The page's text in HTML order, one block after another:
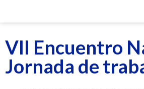
VII Encuentro
Jornada de